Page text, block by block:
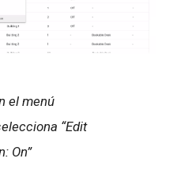
el menú
“Edit
On”